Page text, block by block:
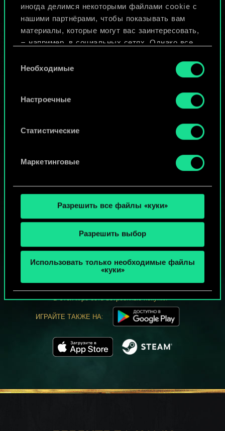
иногда делимся некоторыми файлами cookie с
нашими партнёрами, чтобы показывать вам
материалы, которые могут вас заинтересовать,
— например, в социальных сетях. Однако все
разрешения.
Найти подробную информацию о том, как мы
используем ваши файлы cookie, и изменить
«Настройки» ниже.
согласия
Необходимые
Настроечные
Статистические
Маркетинговые
Разрешить все файлы «куки»
Разрешить выбор
Использовать только необходимые файлы
«куки»
ИЛИ
МОЖЕТ ПАРТЕЕЧКУ В ГВИНТ?
ИГРАТЬ
БЕСПЛАТНО НА ПК
В этой игре есть встроенные покупки
ИГРАЙТЕ ТАКЖЕ НА: